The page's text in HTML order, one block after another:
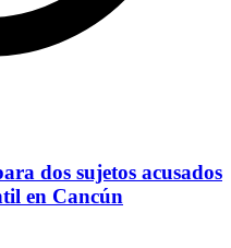
dos sujetos acusados
en Cancún